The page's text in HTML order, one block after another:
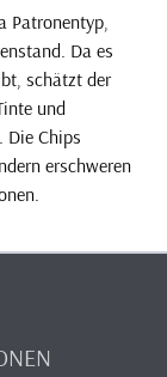
Patronentyp,
Da es
schätzt der
und
Die Chips
erschweren